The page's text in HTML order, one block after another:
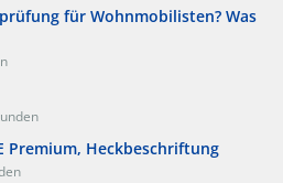
für Wohnmobilisten? Was
Premium, Heckbeschriftung